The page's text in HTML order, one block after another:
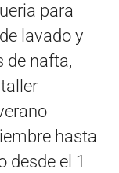
para
lavado y
de nafta,
hasta
desde el 1